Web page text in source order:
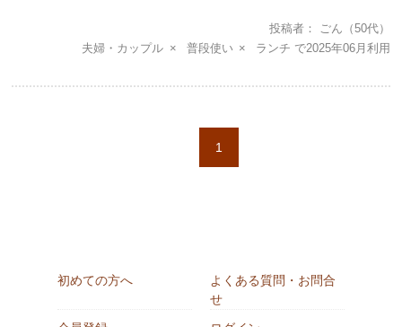
投稿者 ごん （50代）
夫婦・カップル
普段使い ランチ 2025年06月
1
初めての方へ
よくある質問・お問合
せ